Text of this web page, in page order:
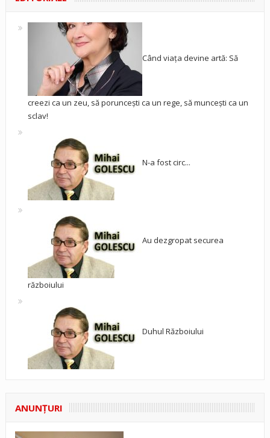
Când viața devine artă: Să
creezi ca un zeu, să poruncești ca un rege, să muncești ca un
sclav!
N-a fost circ...
Au dezgropat securea
războiului
Duhul Războiului
ANUNŢURI